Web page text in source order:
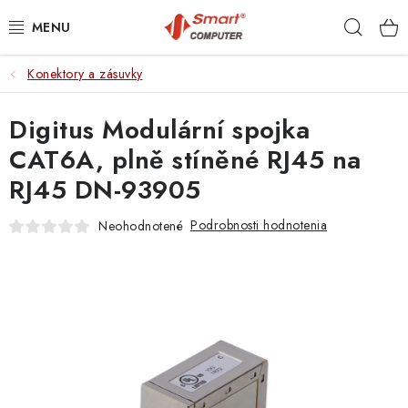
na
NOTEBOOKY
MOBILNÉ ZARIADENIA
PC A KOMPONENTY
PERIFÉRIE
Konektory a zásuvky
Digitus Modulární spojka
CAT6A, plně stíněné RJ45 na
RJ45 DN-93905
Neohodnotené Podrobnosti hodnotenia